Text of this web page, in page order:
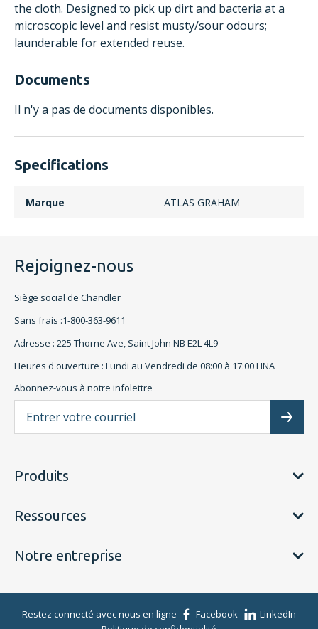
the cloth. Designed to pick up dirt and bacteria at a
microscopic level and resist musty/sour odours;
launderable for extended reuse.
Documents
Il n'y a pas de documents disponibles.
Specifications
Marque ATLAS GRAHAM
Rejoignez-nous
Siège social de Chandler
Sans frais :1-800-363-9611
Adresse : 225 Thorne Ave, Saint John NB E2L 4L9
Heures d'ouverture : Lundi au Vendredi de 08:00 à 17:00 HNA
Abonnez-vous à notre infolettre
Produits
Ressources
Notre entreprise
Restez connecté avec nous en ligne Facebook
LinkedIn